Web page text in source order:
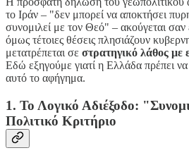
το Ιράν – "δεν μπορεί να αποκτήσει
συνομιλεί με τον Θεό" – ακούγεται
όμως τέτοιες θέσεις πλησιάζουν
μετατρέπεται σε στρατηγικό λάθος με
Εδώ εξηγούμε γιατί η Ελλάδα πρέπει
αυτό το αφήγημα.
1. Το Λογικό Αδιέξοδο:
Πολιτικό Κριτήριο